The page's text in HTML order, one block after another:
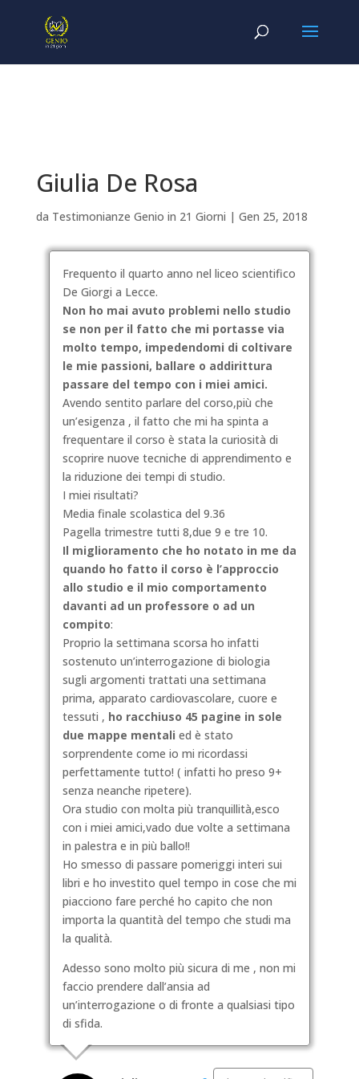
Giulia De Rosa
da Testimonianze Genio in 21 Giorni | Gen 25, 2018
Frequento il quarto anno nel liceo scientifico
De Giorgi a Lecce.
Non ho mai avuto problemi nello studio
se non per il fatto che mi portasse via
molto tempo, impedendomi di coltivare
le mie passioni, ballare o addirittura
passare del tempo con i miei amici.
Avendo sentito parlare del corso,più che
un’esigenza , il fatto che mi ha spinta a
frequentare il corso è stata la curiosità di
scoprire nuove tecniche di apprendimento e
la riduzione dei tempi di studio.
I miei risultati?
Media finale scolastica del 9.36
Pagella trimestre tutti 8,due 9 e tre 10.
Il miglioramento che ho notato in me da
quando ho fatto il corso è l’approccio
allo studio e il mio comportamento
davanti ad un professore o ad un
compito:
Proprio la settimana scorsa ho infatti
sostenuto un’interrogazione di biologia
sugli argomenti trattati una settimana
prima, apparato cardiovascolare, cuore e
tessuti , ho racchiuso 45 pagine in sole
due mappe mentali ed è stato
sorprendente come io mi ricordassi
perfettamente tutto! ( infatti ho preso 9+
senza neanche ripetere).
Ora studio con molta più tranquillità,esco
con i miei amici,vado due volte a settimana
in palestra e in più ballo!!
Ho smesso di passare pomeriggi interi sui
libri e ho investito quel tempo in cose che mi
piacciono fare perché ho capito che non
importa la quantità del tempo che studi ma
la qualità.
Adesso sono molto più sicura di me , non mi
faccio prendere dall’ansia ad
un’interrogazione o di fronte a qualsiasi tipo
di sfida.